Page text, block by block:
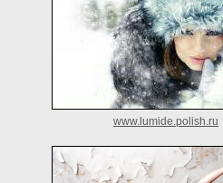
www.lumide.polish.ru